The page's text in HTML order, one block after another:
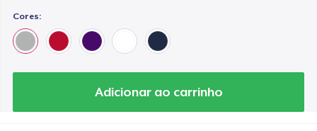
Cores:
Adicionar ao carrinho